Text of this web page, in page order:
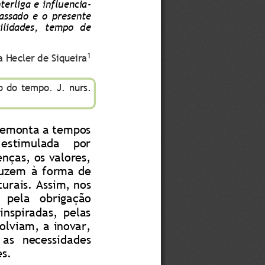
e influencia-
e  o  presente
tempo  de
Hecler de Siqueira1
do tempo.
J. nurs.
a tempos
por
os valores,
à forma  de
Assim, nos
pela   obrigação
pelas
a inovar,
necessidades